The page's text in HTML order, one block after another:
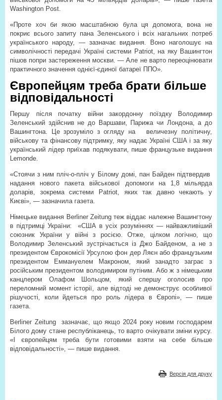
Washington Post.
«Проте хоч би якою масштабною була ця допомога, вона не
покриє всього запиту пана Зеленського і всіх нагальних потреб
українського народу, — зазначає видання. Воно наголошує на
символічності передачі Україні системи Patriot, на яку Вашингтон
пішов попри застереження москви. — Але не варто переоцінювати
практичного значення однієї-єдиної батареї ППО».
Європейцям треба брати більше
відповідальності
Першу після початку війни закордонну поїздку Володимир
Зеленський здійснив не до Варшави, Парижа чи Лондона, а до
Вашингтона. Це зрозуміло з огляду на
величезну політичну,
військову та фінансову підтримку, яку надає Україні США і за яку
український лідер приїхав подякувати, пише французьке видання
Lemonde.
«Стоячи з ним пліч-о-пліч у Білому домі, пан Байден підтвердив
надання нового пакета військової допомоги на 1,8 мільярда
доларів, зокрема системи Patriot, яких так давно чекають у
Києві», — зазначила газета.
Німецьке видання Berliner Zeitung теж віддає належне Вашингтону
в підтримці України:
«США в усіх розуміннях — найважливіший
союзник України у війні з росією. Отже, цілком логічно, що
Володимир Зеленський зустрічається із Джо Байденом, а не з
президентом Єврокомісії Урсулою фон дер Ляєн або французьким
президентом Еммануелем Макроном, який занадто заграє з
російським президентом володимиром путіним. Або ж з німецьким
канцлером Олафом Шольцом, який спершу оголосив про
переломний момент історії, але відтоді не демонструє особливої
рішучості, коли йдеться про роль лідера в Європі», — пише
газета.
Berliner Zeitung зазначає, що якщо 2024 року новим господарем
Білого дому стане республіканець, то варто очікувати зміни курсу.
«І європейцям треба бути готовими взяти на себе більше
відповідальності», — пише видання.
Версія для друку